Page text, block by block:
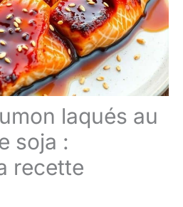
laqués au
soja :
recette